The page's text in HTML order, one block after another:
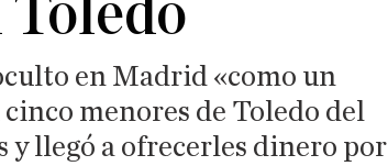
Toledo
en Madrid «como un
menores de Toledo del
y llegó a ofrecerles dinero por